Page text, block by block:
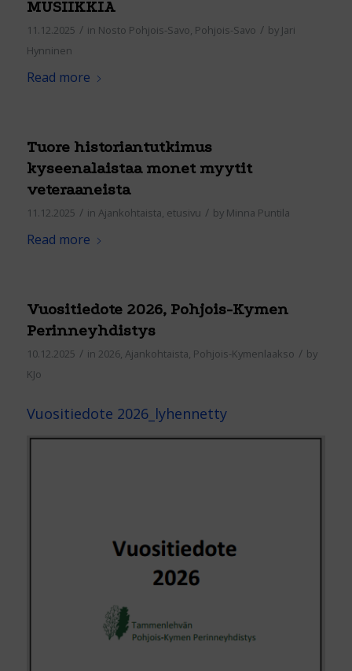
MUSIIKKIA
11.12.2025 / in Nosto Pohjois-Savo, Pohjois-Savo / by Jari
Hynninen
Read more
Tuore historiantutkimus
kyseenalaistaa monet myytit
veteraaneista
11.12.2025 / in Ajankohtaista, etusivu / by Minna Puntila
Read more
Vuositiedote 2026, Pohjois-Kymen
Perinneyhdistys
10.12.2025 / in 2026, Ajankohtaista, Pohjois-Kymenlaakso / by
KJo
Vuositiedote 2026_lyhennetty